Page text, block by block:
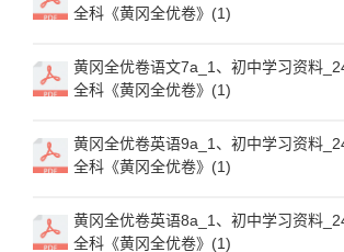
全科《黄冈全优卷》(1)
黄冈全优卷语文7a_1、初中学习资料
全科《黄冈全优卷》(1)
黄冈全优卷英语9a_1、初中学习资料
全科《黄冈全优卷》(1)
黄冈全优卷英语8a_1、初中学习资料
全科《黄冈全优卷》(1)